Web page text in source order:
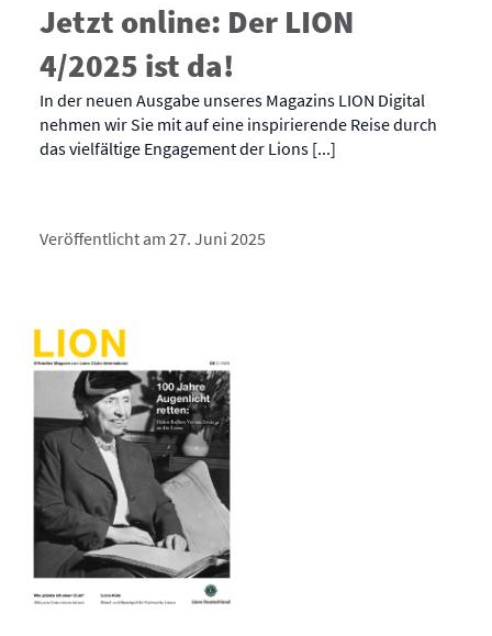
Jetzt online: Der LION
4/2025 ist da!
In der neuen Ausgabe unseres Magazins LION Digital
nehmen wir Sie mit auf eine inspirierende Reise durch
das vielfältige Engagement der Lions [...]
Veröffentlicht am 27. Juni 2025